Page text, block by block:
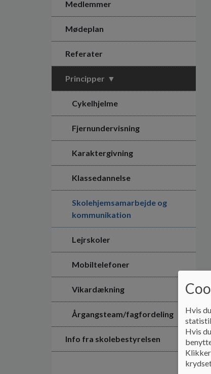
Medlemmer
Mødeplan
Referater
Principper
Cykelhjelme
Fjernundervisning
Karaktergivning
Klassedannelse
Skolehjemsamarbejde og
kommunikation
Lejrskoler
Mobiltelefoner
Vikardækning
Årgangsteam/fagfordeling
Info fra skolebestyrelsen
Hvis
Hvis
Klikker